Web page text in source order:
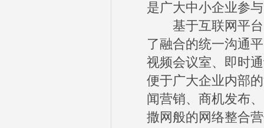
是广大中小企业参
基于互联网平台
了融合的统一沟通
视频会议室、即时
便于广大企业内部
闻营销、商机发布
撒网般的网络整合